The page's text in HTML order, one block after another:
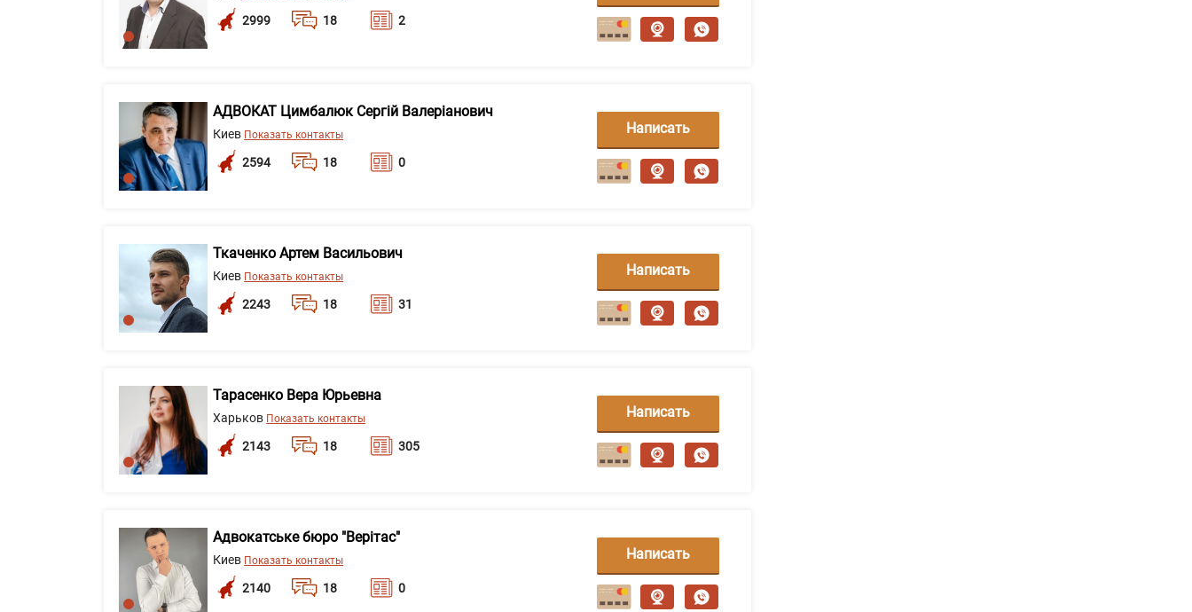
2999 18 2
сообщение
АДВОКАТ Цимбалюк Сергій Валеріанович
Киев Показать контакты
2594 18 0
Написать
сообщение
Ткаченко Артем Васильович
Киев Показать контакты
2243 18 31
Написать
сообщение
Тарасенко Вера Юрьевна
Харьков Показать контакты
2143 18 305
Написать
сообщение
Адвокатське бюро "Верітас"
Киев Показать контакты
2140 18 0
Написать
сообщение